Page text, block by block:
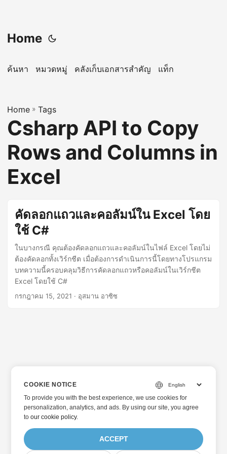
Home
ค้นหา หมวดหมู่ คลังเก็บเอกสารสำคัญ แท็ก
Home » Tags
Csharp API to Copy
Rows and Columns in
Excel
คัดลอกแถวและคอลัมน์ใน Excel โดย
ใช้ C#
ในบางกรณี คุณต้องคัดลอกแถวและคอลัมน์ในไฟล์ Excel โดยไม่
ต้องคัดลอกทั้งเวิร์กชีต เมื่อต้องการดำเนินการนี้โดยทางโปรแกรม
บทความนี้ครอบคลุมวิธีการคัดลอกแถวหรือคอลัมน์ในเวิร์กชีต
Excel โดยใช้ C#
กรกฎาคม 15, 2021 · อุสมาน อาซิซ
COOKIE NOTICE
To provide you with the best experience, we use cookies for
personalization, analytics, and ads. By using our site, you agree
toour cookie policy.
ACCEPT